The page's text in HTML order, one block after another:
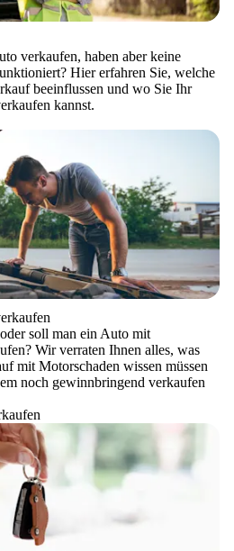
verkaufen, haben aber keine
Hier erfahren Sie, welche
beeinflussen und wo Sie Ihr
kannst.
soll man ein Auto mit
Wir verraten Ihnen alles, was
mit Motorschaden wissen müssen
noch gewinnbringend verkaufen